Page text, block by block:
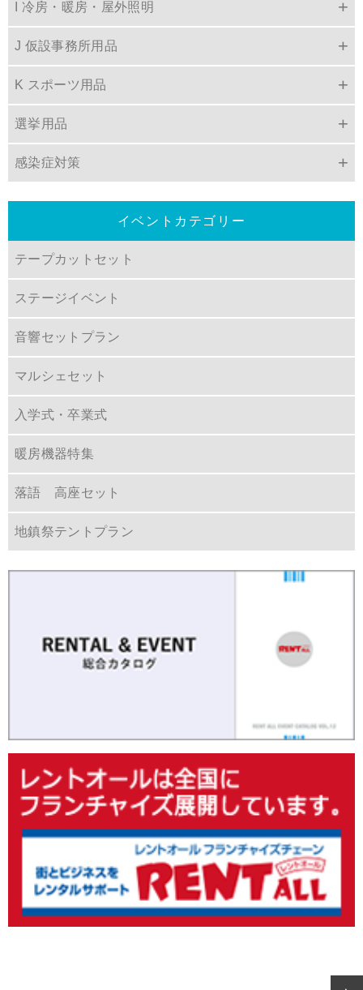
I 冷房・暖房・屋外照明
J 仮設事務所用品
K スポーツ用品
選挙用品
感染症対策
イベントカテゴリー
テープカットセット
ステージイベント
音響セットプラン
マルシェセット
入学式・卒業式
暖房機器特集
落語 高座セット
地鎮祭テントプラン